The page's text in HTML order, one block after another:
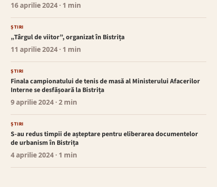
16 aprilie 2024 · 1 min
ȘTIRI
„Târgul de viitor”, organizat în Bistrița
11 aprilie 2024 · 1 min
ȘTIRI
Finala campionatului de tenis de masă al Ministerului Afacerilor
Interne se desfășoară la Bistrița
9 aprilie 2024 · 2 min
ȘTIRI
S-au redus timpii de așteptare pentru eliberarea documentelor
de urbanism în Bistrița
4 aprilie 2024 · 1 min